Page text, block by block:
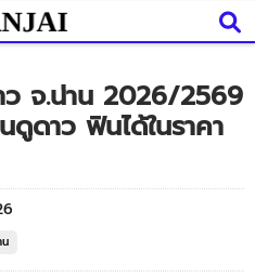
จ.น่าน 2026/2569
ดาว ฟินได้ในราคา